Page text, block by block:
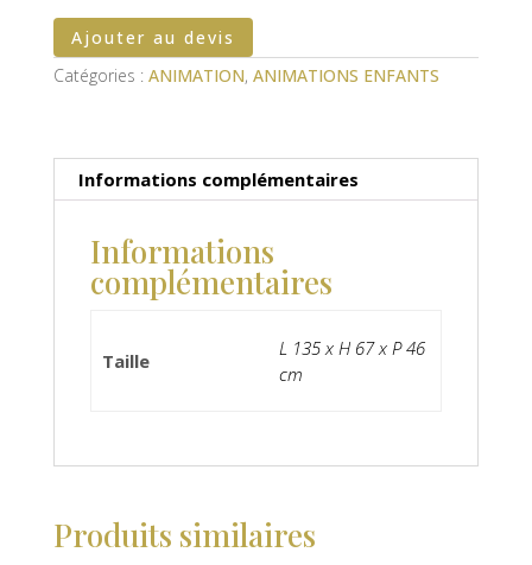
Ajouter au devis
Catégories : ANIMATION, ANIMATIONS ENFANTS
Informations complémentaires
Informations
complémentaires
Taille
L 135 x H 67 x P 46
cm
Produits similaires